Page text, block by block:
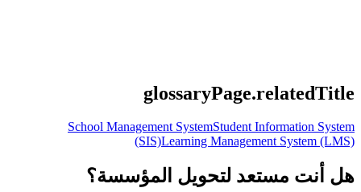
glossaryPage.relatedTitle
School Management SystemStudent Information System
(SIS)Learning Management System (LMS)
هل أنت مستعد لتحويل المؤسسة؟